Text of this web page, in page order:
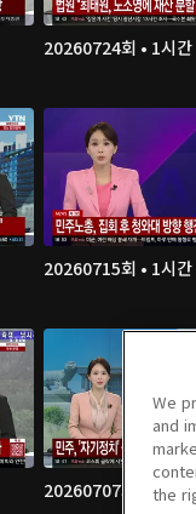
20260724회 • 1시
20260715회 • 1시
20260707회 • 1시
We
and
the